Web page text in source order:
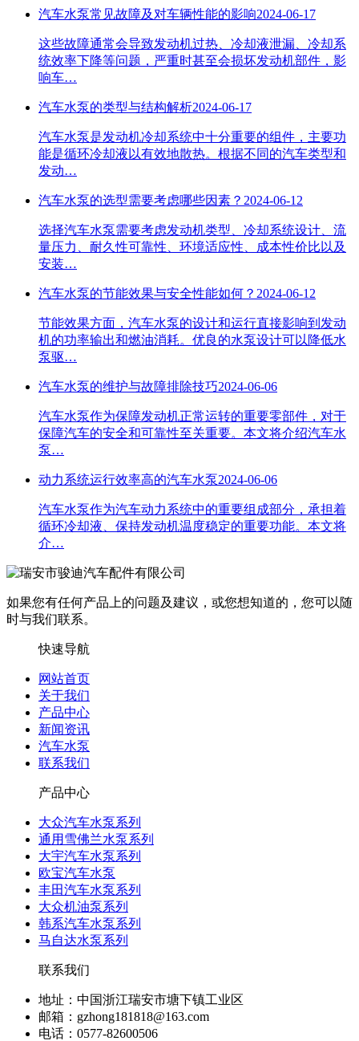
汽车水泵常见故障及对车辆性能的影响2024-06-17
这些故障通常会导致发动机过热、冷却液泄漏、冷却系
统效率下降等问题，严重时甚至会损坏发动机部件，影
响车…
汽车水泵的类型与结构解析2024-06-17
汽车水泵是发动机冷却系统中十分重要的组件，主要功
能是循环冷却液以有效地散热。根据不同的汽车类型和
发动…
汽车水泵的选型需要考虑哪些因素？ 2024-06-12
选择汽车水泵需要考虑发动机类型、冷却系统设计、流
量压力、耐久性可靠性、环境适应性、成本性价比以及
安装…
汽车水泵的节能效果与安全性能如何？ 2024-06-12
节能效果方面，汽车水泵的设计和运行直接影响到发动
机的功率输出和燃油消耗。优良的水泵设计可以降低水
泵驱…
汽车水泵的维护与故障排除技巧2024-06-06
​汽车水泵作为保障发动机正常运转的重要零部件，对于
保障汽车的安全和可靠性至关重要。本文将介绍汽车水
泵…
动力系统运行效率高的汽车水泵2024-06-06
​汽车水泵作为汽车动力系统中的重要组成部分，承担着
循环冷却液、保持发动机温度稳定的重要功能。本文将
介…
如果您有任何产品上的问题及建议，或您想知道的，您可以随
时与我们联系。
快速导航
网站首页
关于我们
产品中心
新闻资讯
汽车水泵
联系我们
产品中心
大众汽车水泵系列
通用雪佛兰水泵系列
大宇汽车水泵系列
欧宝汽车水泵
丰田汽车水泵系列
大众机油泵系列
韩系汽车水泵系列
马自达水泵系列
联系我们
地址：中国浙江瑞安市塘下镇工业区
邮箱：gzhong181818@163.com
电话：0577-82600506